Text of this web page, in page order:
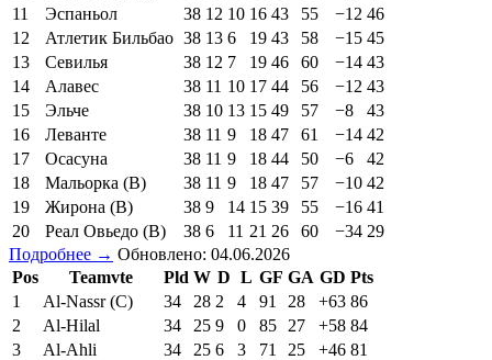
11
Эспаньол 38 12 10 16 43 55 −12 46
12
Атлетик Бильбао 38 13 6 19 43 58 −15 45
13
Севилья 38 12 7 19 46 60 −14 43
14
Алавес 38 11 10 17 44 56 −12 43
15
Эльче 38 10 13 15 49 57 −8
43
16
Леванте 38 11 9 18 47 61 −14 42
17
Осасуна 38 11 9 18 44 50 −6
42
18
Мальорка (В) 38 11 9 18 47 57 −10 42
19
Жирона (В) 38 9 14 15 39 55 −16 41
20
Реал Овьедо (В) 38 6 11 21 26 60 −34 29
Подробнее → Обновлено: 04.06.2026
Pos
Teamvte Pld W D L GF GA GD Pts
1
Al-Nassr (C) 34 28 2 4 91 28 +63 86
2
Al-Hilal 34 25 9 0 85 27 +58 84
3
Al-Ahli 34 25 6 3 71 25 +46 81